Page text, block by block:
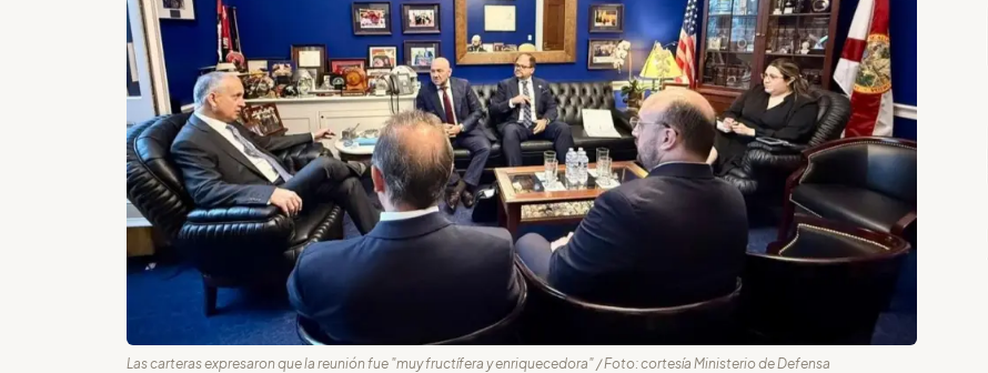
Las carteras expresaron que la reunión fue "muy fructífera y enriquecedora" / Foto: cortesía Ministerio de Defensa